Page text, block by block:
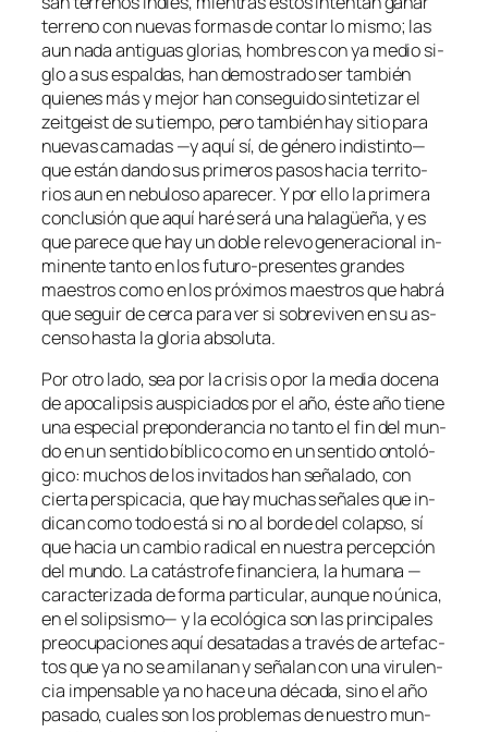
te­rreno con nue­vas for­mas de con­tar lo mis­mo; las
aun na­da an­ti­guas glo­rias, hom­bres con ya me­dio si­
glo a sus es­pal­das, han de­mos­tra­do ser tam­bién
quie­nes más y me­jor han con­se­gui­do sin­te­ti­zar el
zeit­geistde su tiem­po, pe­ro tam­bién hay si­tio pa­ra
nue­vas ca­ma­das —y aquí sí, de gé­ne­ro in­dis­tin­to—
que es­tán dan­do sus pri­me­ros pa­sos ha­cia te­rri­to­
rios aun en ne­bu­lo­so apa­re­cer. Y por ello la pri­me­ra
con­clu­sión que aquí ha­ré se­rá una ha­la­güe­ña, y es
que pa­re­ce que hay un do­ble re­le­vo ge­ne­ra­cio­nal in­
mi­nen­te tan­to en los futuro-presentes gran­des
maes­tros co­mo en los pró­xi­mos maes­tros que ha­brá
que se­guir de cer­ca pa­ra ver si so­bre­vi­ven en su as­
cen­so has­ta la glo­ria absoluta.
Por otro la­do, sea por la cri­sis o por la me­dia do­ce­na
de apo­ca­lip­sis aus­pi­cia­dos por el año, és­te año tie­ne
una es­pe­cial pre­pon­de­ran­cia no tan­to el fin del mun­
do en un sen­ti­do bí­bli­co co­mo en un sen­ti­do on­to­ló­
gi­co: mu­chos de los in­vi­ta­dos han se­ña­la­do, con
cier­ta pers­pi­ca­cia, que hay mu­chas se­ña­les que in­
di­can co­mo to­do es­tá si no al bor­de del co­lap­so, sí
que ha­cia un cam­bio ra­di­cal en nues­tra per­cep­ción
del mun­do. La ca­tás­tro­fe fi­nan­cie­ra, la hu­ma­na —
ca­rac­te­ri­za­da de for­ma par­ti­cu­lar, aun­que no úni­ca,
en el so­lip­sis­mo— y la eco­ló­gi­ca son las prin­ci­pa­les
preo­cu­pa­cio­nes aquí des­ata­das a tra­vés de ar­te­fac­
tos que ya no se ami­la­nan y se­ña­lan con una vi­ru­len­
cia im­pen­sa­ble ya no ha­ce una dé­ca­da, sino el año
pa­sa­do, cua­les son los pro­ble­mas de nues­tro mun­